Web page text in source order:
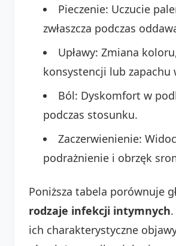
Pieczenie: Uczucie
zwłaszcza podczas
Upławy: Zmiana
konsystencji lub zapachu
Ból: Dyskomfort w
podczas stosunku.
Zaczerwienienie:
podrażnienie i obrzęk
Poniższa tabela porównuje
rodzaje infekcji intymnych
ich charakterystyczne